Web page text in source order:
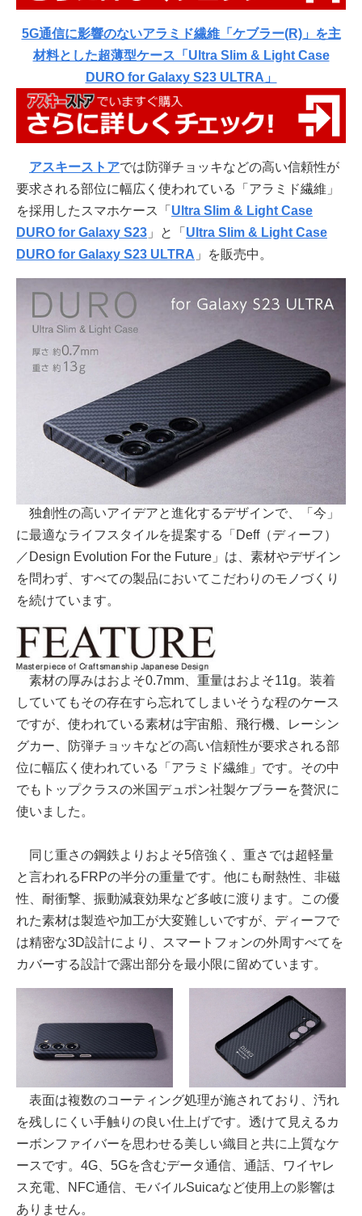
5G通信に影響のないアラミド繊維「ケブラー(R)」を主
材料とした超薄型ケース「Ultra Slim & Light Case
DURO for Galaxy S23 ULTRA」
アスキーストアでは防弾チョッキなどの高い信頼性が
要求される部位に幅広く使われている「アラミド繊維」
を採用したスマホケース「 Ultra Slim & Light Case
DURO for Galaxy S23 」と「 Ultra Slim & Light Case
DURO for Galaxy S23 ULTRA 」を販売中。
独創性の高いアイデアと進化するデザインで、「今」
に最適なライフスタイルを提案する「Deff（ディーフ）
／Design Evolution For the Future」は、素材やデザイン
を問わず、すべての製品においてこだわりのモノづくり
を続けています。
素材の厚みはおよそ0.7mm、重量はおよそ11g。装着
していてもその存在すら忘れてしまいそうな程のケース
ですが、使われている素材は宇宙船、飛行機、レーシン
グカー、防弾チョッキなどの高い信頼性が要求される部
位に幅広く使われている「アラミド繊維」です。その中
でもトップクラスの米国デュポン社製ケブラーを贅沢に
使いました。
同じ重さの鋼鉄よりおよそ5倍強く、重さでは超軽量
と言われるFRPの半分の重量です。他にも耐熱性、非磁
性、耐衝撃、振動減衰効果など多岐に渡ります。この優
れた素材は製造や加工が大変難しいですが、ディーフで
は精密な3D設計により、スマートフォンの外周すべてを
カバーする設計で露出部分を最小限に留めています。
表面は複数のコーティング処理が施されており、汚れ
を残しにくい手触りの良い仕上げです。透けて見えるカ
ーボンファイバーを思わせる美しい織目と共に上質なケ
ースです。4G、5Gを含むデータ通信、通話、ワイヤレ
ス充電、NFC通信、モバイルSuicaなど使用上の影響は
ありません。